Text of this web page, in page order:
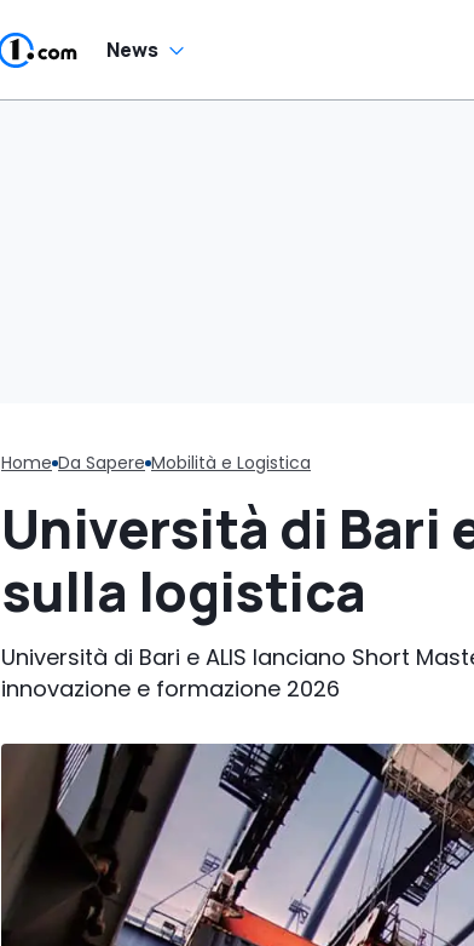
News
Home Da Sapere Mobilità e Logistica
Università di Bari
sulla logistica
Università di Bari e ALIS lanciano Short
innovazione e formazione 2026